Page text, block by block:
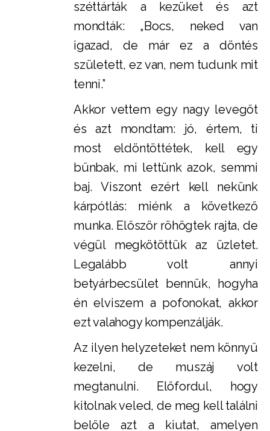
széttárták a kezüket és azt
mondták: „Bocs, neked van
igazad, de már ez a döntés
született, ez van, nem tudunk mit
tenni.”
Akkor vettem egy nagy levegőt
és azt mondtam: jó, értem, ti
most eldöntöttétek, kell egy
bűnbak, mi lettünk azok, semmi
baj. Viszont ezért kell nekünk
kárpótlás: miénk a következő
munka. Először röhögtek rajta, de
végül megkötöttük az üzletet.
Legalább volt annyi
betyárbecsület bennük, hogyha
én elviszem a pofonokat, akkor
ezt valahogy kompenzálják.
Az ilyen helyzeteket nem könnyű
kezelni, de muszáj volt
megtanulni. Előfordul, hogy
kitolnak veled, de meg kell találni
belőle azt a kiutat, amelyen